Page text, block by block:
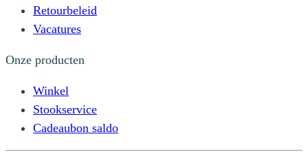
Retourbeleid
Vacatures
Onze producten
Winkel
Stookservice
Cadeaubon saldo